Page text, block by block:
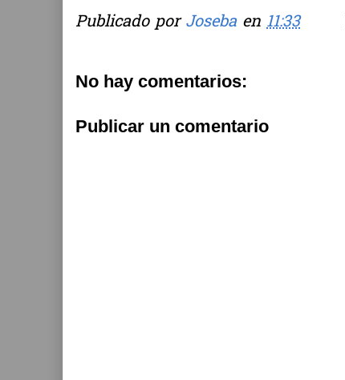
Publicado porJoseba en 11:33
No hay comentarios:
Publicar un comentario